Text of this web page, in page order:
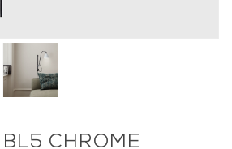
CHROME